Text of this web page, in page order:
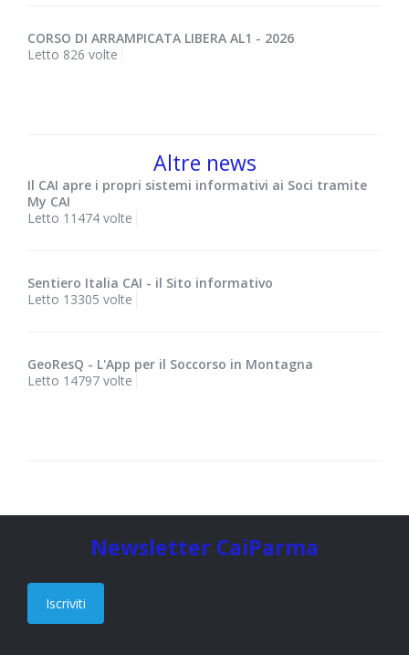
CORSO DI ARRAMPICATA LIBERA AL1 - 2026
Letto 826 volte
Altre news
Il CAI apre i propri sistemi informativi ai Soci tramite
My CAI
Letto 11474 volte
Sentiero Italia CAI - il Sito informativo
Letto 13305 volte
GeoResQ - L'App per il Soccorso in Montagna
Letto 14797 volte
Newsletter CaiParma
Iscriviti